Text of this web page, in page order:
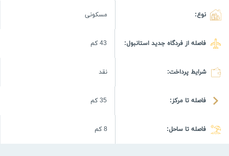
نوع: مسکونی
فاصله از فردگاه جدید استانبول: 43 كم
شرایط پرداخت: نقد
فاصله تا مرکز: 35 كم
فاصله تا ساحل: 8 كم